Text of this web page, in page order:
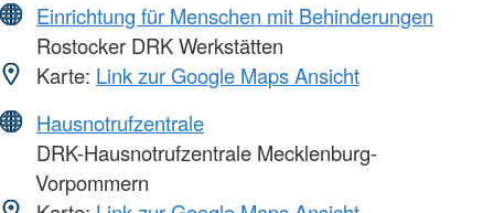
Einrichtung für Menschen mit Behinderungen
Rostocker DRK Werkstätten
Karte: Link zur Google Maps Ansicht
Hausnotrufzentrale
DRK-Hausnotrufzentrale Mecklenburg-
Vorpommern